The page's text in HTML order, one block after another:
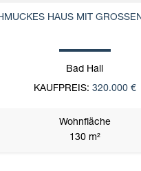
HAUS MIT
Bad Hall
KAUFPREIS: 320.000 €
Wohnfläche
130 m²